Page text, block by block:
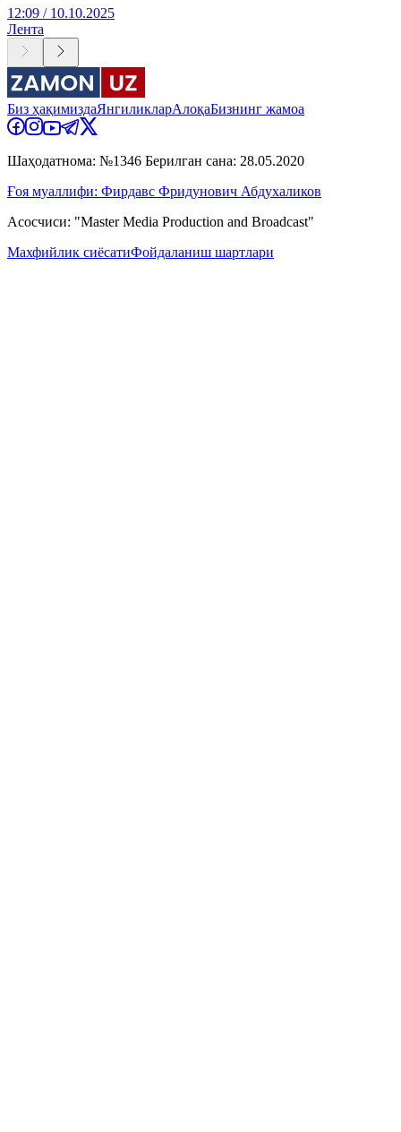
12:09 / 10.10.2025
Лента
Биз ҳақимиздаЯнгиликларАлоқаБизнинг жамоа
Шаҳодатнома: №1346 Берилган сана: 28.05.2020
Ғоя муаллифи: Фирдавс Фридунович Абдухаликов
Асосчиси: "Master Media Production and Broadcast"
Махфийлик сиёсатиФойдаланиш шартлари